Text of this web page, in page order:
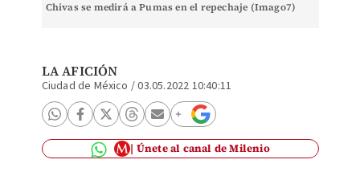
Chivas se medirá a Pumas en el repechaje (Imago7)
LA AFICIÓN
Ciudad de México /03.05.2022 10:40:11
Únete al canal de Milenio